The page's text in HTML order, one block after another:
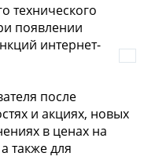
технического
появлении
интернет-
после
и акциях, новых
в ценах на
также для